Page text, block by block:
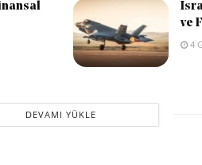
ve
4
DEVAMI YÜKLE